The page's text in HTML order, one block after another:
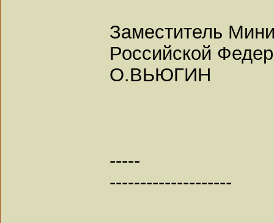
Заместитель
Российской
О.ВЬЮГИН
-----
--------------------